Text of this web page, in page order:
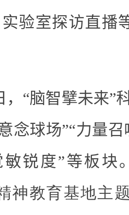
验室探访直播
，“脑智擘未来”
念球场”“力量
敏锐度”等板块
神教育基地主